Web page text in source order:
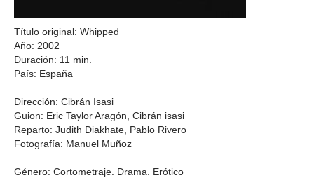
Título original: Whipped
Año: 2002
Duración: 11 min.
País: España
Dirección: Cibrán Isasi
Guion: Eric Taylor Aragón, Cibrán isasi
Reparto: Judith Diakhate, Pablo Rivero
Fotografía: Manuel Muñoz
Género: Cortometraje. Drama. Erótico